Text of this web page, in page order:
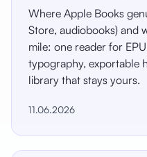
Where Apple Books
Store, audiobooks) and
mile: one reader for
typography, exportable
library that stays yours.
11.06.2026